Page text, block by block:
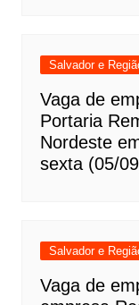
Salvador e
Vaga de
Portaria
Nordeste
sexta (05/
Salvador e
Vaga de